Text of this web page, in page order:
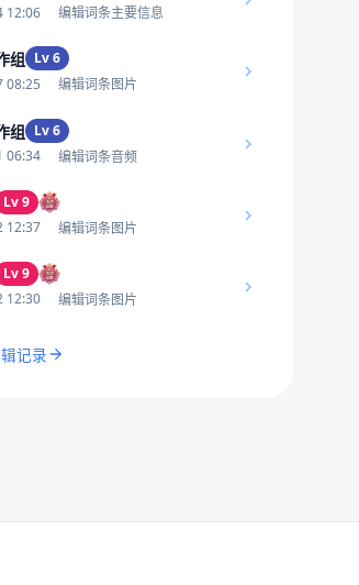
12:06
编辑词条主要信息
组 Lv 6
08:25
编辑词条图片
组 Lv 6
06:34
编辑词条音频
Lv 9
12:37
编辑词条图片
Lv 9
12:30
编辑词条图片
记录